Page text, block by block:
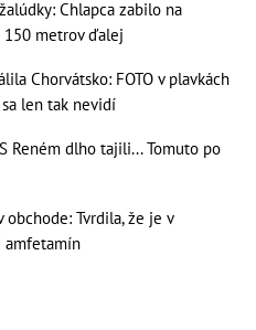
Chlapca zabilo na
metrov ďalej
Chorvátsko: FOTO v plavkách
sa len tak nevidí
Reném dlho tajili... Tomuto po
obchode: Tvrdila, že je v
amfetamín